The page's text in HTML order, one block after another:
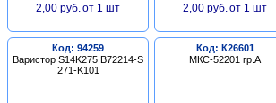
2,00 руб. от 1 шт
2,00 руб. от 1 шт
Код: 94259
Варистор S14K275 B72214-S
271-K101
Код: К26601
МКС-52201 гр.А